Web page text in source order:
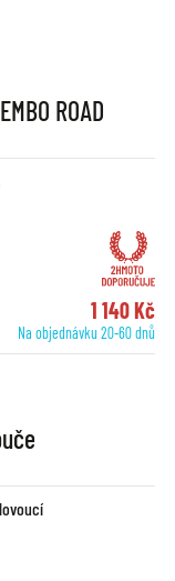
ROAD
1 140 Kč
Na objednávku 20-60 dnů